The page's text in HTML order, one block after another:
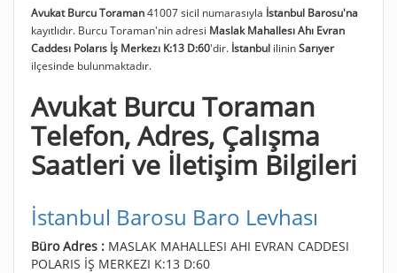
Avukat Burcu Toraman41007 sicil numarasıyla İstanbul Barosu'na
kayıtlıdır. Burcu Toraman'nin adresi Maslak Mahallesı Ahı Evran
Caddesı Polarıs İş Merkezı K:13 D:60'dir. İstanbul ilininSarıyer
ilçesinde bulunmaktadır.
Avukat Burcu Toraman
Telefon, Adres, Çalışma
Saatleri ve İletişim Bilgileri
İstanbul Barosu Baro Levhası
Büro Adres : MASLAK MAHALLESI AHI EVRAN CADDESI
POLARIS İŞ MERKEZI K:13 D:60